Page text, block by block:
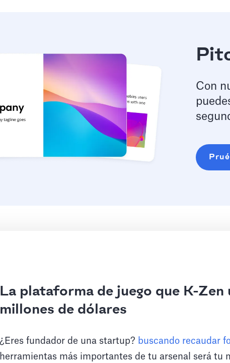
Con
La plataforma de juego que K-Zen
millones de dólares
¿Eres fundador de una startup? buscando recaudar
herramientas más importantes de tu arsenal será tu